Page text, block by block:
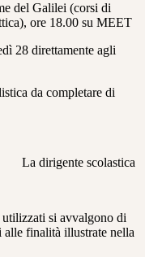
del Galilei (corsi di
ore 18.00 su MEET
28 direttamente agli
da completare di
La dirigente scolastica
si avvalgono di
alle finalità illustrate nella